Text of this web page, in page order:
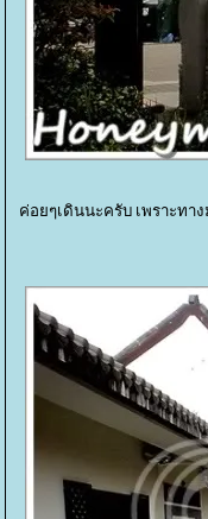
ค่อยๆเดินนะครับ เพราะทา